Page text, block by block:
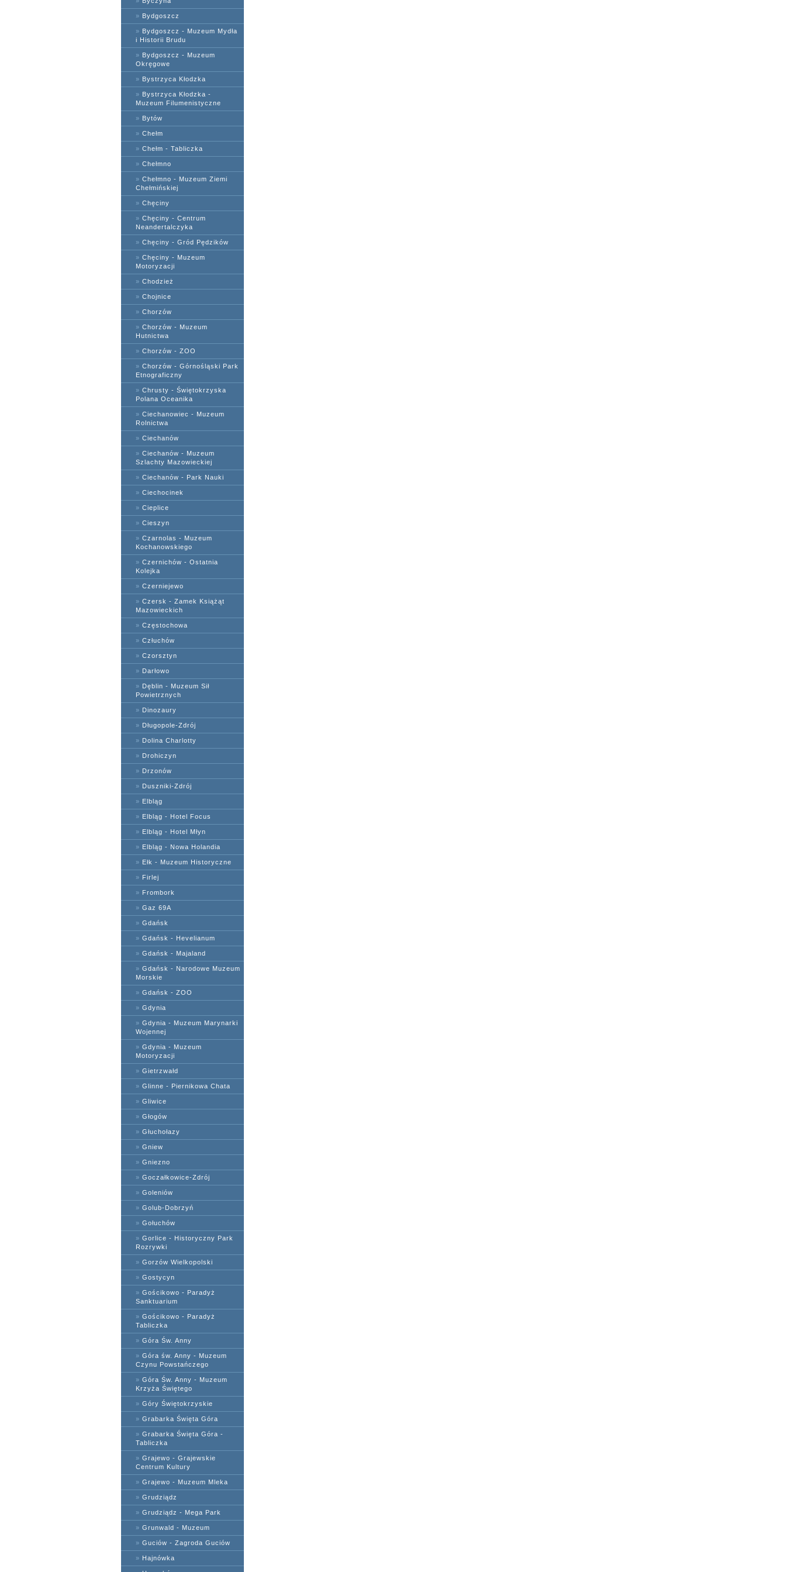
» Bydgoszcz
» Bydgoszcz - Muzeum Mydła
i Historii Brudu
» Bydgoszcz - Muzeum
Okręgowe
» Bystrzyca Kłodzka
» Bystrzyca Kłodzka -
Muzeum Filumenistyczne
» Bytów
» Chełm
» Chełm - Tabliczka
» Chełmno
» Chełmno - Muzeum Ziemi
Chełmińskiej
» Chęciny
» Chęciny - Centrum
Neandertalczyka
» Chęciny - Gród Pędzików
» Chęciny - Muzeum
Motoryzacji
» Chodzież
» Chojnice
» Chorzów
» Chorzów - Muzeum
Hutnictwa
» Chorzów - ZOO
» Chorzów - Górnośląski Park
Etnograficzny
» Chrusty - Świętokrzyska
Polana Oceanika
» Ciechanowiec - Muzeum
Rolnictwa
» Ciechanów
» Ciechanów - Muzeum
Szlachty Mazowieckiej
» Ciechanów - Park Nauki
» Ciechocinek
» Cieplice
» Cieszyn
» Czarnolas - Muzeum
Kochanowskiego
» Czernichów - Ostatnia
Kolejka
» Czerniejewo
» Czersk - Zamek Książąt
Mazowieckich
» Częstochowa
» Człuchów
» Czorsztyn
» Darłowo
» Dęblin - Muzeum Sił
Powietrznych
» Dinozaury
» Długopole-Zdrój
» Dolina Charlotty
» Drohiczyn
» Drzonów
» Duszniki-Zdrój
» Elbląg
» Elbląg - Hotel Focus
» Elbląg - Hotel Młyn
» Elbląg - Nowa Holandia
» Ełk - Muzeum Historyczne
» Firlej
» Frombork
» Gaz 69A
» Gdańsk
» Gdańsk - Hevelianum
» Gdańsk - Majaland
» Gdańsk - Narodowe Muzeum
Morskie
» Gdańsk - ZOO
» Gdynia
» Gdynia - Muzeum Marynarki
Wojennej
» Gdynia - Muzeum
Motoryzacji
» Gietrzwałd
» Glinne - Piernikowa Chata
» Gliwice
» Głogów
» Głuchołazy
» Gniew
» Gniezno
» Goczałkowice-Zdrój
» Goleniów
» Golub-Dobrzyń
» Gołuchów
» Gorlice - Historyczny Park
Rozrywki
» Gorzów Wielkopolski
» Gostycyn
» Gościkowo - Paradyż
Sanktuarium
» Gościkowo - Paradyż
Tabliczka
» Góra Św. Anny
» Góra św. Anny - Muzeum
Czynu Powstańczego
» Góra Św. Anny - Muzeum
Krzyża Świętego
» Góry Świętokrzyskie
» Grabarka Święta Góra
» Grabarka Święta Góra -
Tabliczka
» Grajewo - Grajewskie
Centrum Kultury
» Grajewo - Muzeum Mleka
» Grudziądz
» Grudziądz - Mega Park
» Grunwald - Muzeum
» Guciów - Zagroda Guciów
» Hajnówka